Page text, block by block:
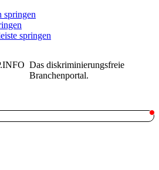
springen
springen
Das diskriminierungsfreie
Branchenportal.